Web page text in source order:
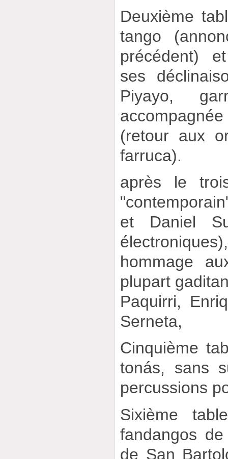
Deuxième
tango
précédent)
ses
Piyayo,
(retour aux
farruca).
après le
et Daniel
hommage
plupart
Paquirri,
Serneta,
Cinquième
tonás, sans
percussions
Sixième
fandangos
de San